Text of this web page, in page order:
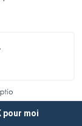
il sera
Ceux-ci sont
prix de l'achat